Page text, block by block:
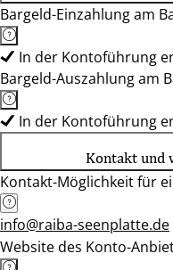
Bargeld-Einzahlung am
In der Kontoführung
Bargeld-Auszahlung am
In der Kontoführung
Kontakt und
Kontakt-Möglichkeit für
info@raiba-seenplatte.de
Website des Konto-